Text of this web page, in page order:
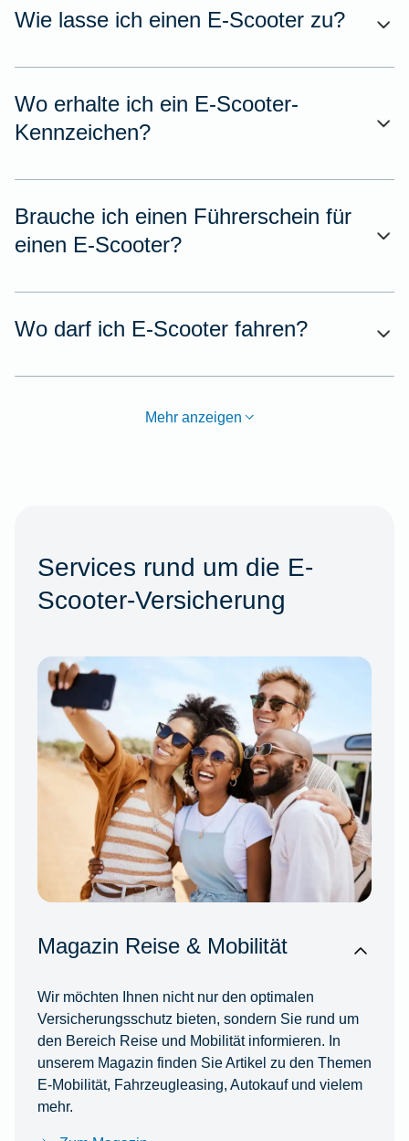
Wie lasse ich einen E-Scooter zu?
Wo erhalte ich ein E-Scooter-
Kennzeichen?
Brauche ich einen Führerschein für
einen E-Scooter?
Wo darf ich E-Scooter fahren?
Mehr anzeigen
Services rund um die E-
Scooter-Versicherung
Magazin Reise & Mobilität
Wir möchten Ihnen nicht nur den optimalen
Versicherungsschutz bieten, sondern Sie rund um
den Bereich Reise und Mobilität informieren. In
unserem Magazin finden Sie Artikel zu den Themen
E-Mobilität, Fahrzeugleasing, Autokauf und vielem
mehr.